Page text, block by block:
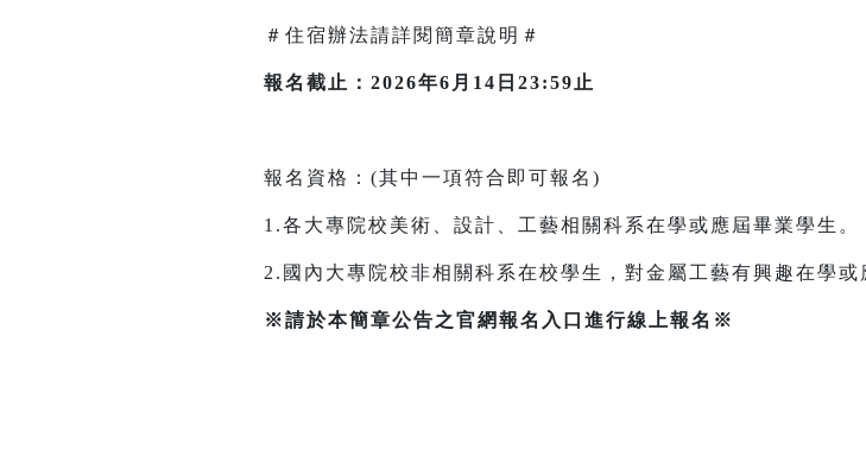
＃住宿辦法請詳閱簡章說明＃
報名截止：2026年6月14日23:59止
報名資格：(其中一項符合即可報名)
1.各大專院校美術、設計、工藝相關科系在學或應屆畢業學生。
2.國內大專院校非相關科系在校學生，對金屬工藝有興趣在學
※請於本簡章公告之官網報名入口進行線上報名※